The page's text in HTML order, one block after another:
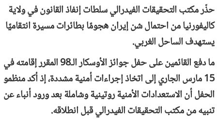
حذّر مكتب التحقيقات الفيدرالي سلطات إنفاذ القانون في ولاية
كاليفورنيا من احتمال شن إيران هجومًا بطائرات مسيرة انتقاميًا
يستهدف الساحل الغربي.
ما دفع القائمين على حفل جوائز الأوسكار الـ98 المقرر إقامته في
15 مارس الجاري إلى اتخاذ إجراءات أمنية مشددة، إذ أكد منظمو
الحفل أن الاستعدادات الأمنية روتينية وشاملة بعد ورود أنباء عن
تنبيه من مكتب التحقيقات الفيدرالي قبل انطلاقه.